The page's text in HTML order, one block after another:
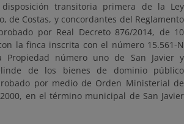
transitoria primera de la Ley
de Costas, y concordantes del Reglamento
por Real Decreto 876/2014, de 10
la finca inscrita con el número 15.561-N
número uno de San Javier y
de los bienes de dominio público
por medio de Orden Ministerial de
en el término municipal de San Javier